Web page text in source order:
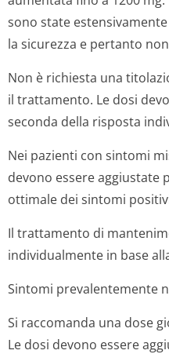
sono state
la sicurezza e pertanto
Non è richiesta una
il trattamento. Le dosi
seconda della risposta
Nei pazienti con sintomi
devono essere
ottimale dei sintomi
Il trattamento di
individualmente in base
Sintomi prevalentemente
Si raccomanda una dose
Le dosi devono essere